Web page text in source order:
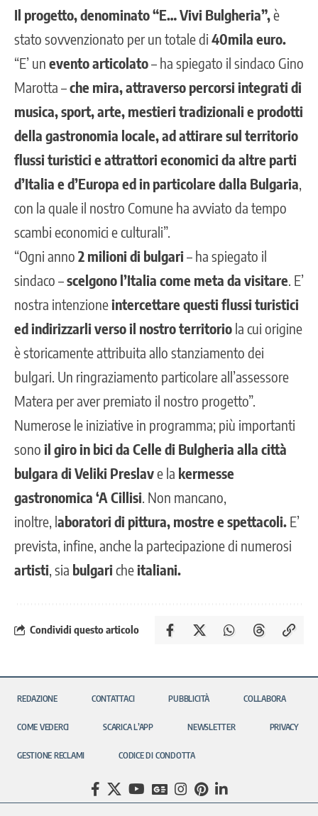
Il progetto, denominato “E… Vivi Bulgheria”,è
stato sovvenzionato per un totale di 40mila euro.
“E’ un evento articolato– ha spiegato il sindaco Gino
Marotta –che mira, attraverso percorsi integrati di
musica, sport, arte, mestieri tradizionali e prodotti
della gastronomia locale, ad attirare sul territorio
flussi turistici e attrattori economici da altre parti
d’Italia e d’Europa ed in particolare dalla Bulgaria
con la quale il nostro Comune ha avviato da tempo
scambi economici e culturali”.
“Ogni anno 2 milioni di bulgari– ha spiegato il
sindaco –scelgono l’Italia come meta da visitare . E’
nostra intenzioneintercettare questi flussi turistici
ed indirizzarli verso il nostro territorio la cui origine
è storicamente attribuita allo stanziamento dei
bulgari. Un ringraziamento particolare all’assessore
Matera per aver premiato il nostro progetto”.
Numerose le iniziative in programma; più importanti
sono il giro in bici da Celle di Bulgheria alla città
bulgara di Veliki Preslave la kermesse
gastronomica ‘A Cillisi . Non mancano,
inoltre, laboratori di pittura, mostre e spettacoli. E’
prevista, infine, anche la partecipazione di numerosi
artisti , sia bulgaricheitaliani.
Condividi questo articolo
REDAZIONE CONTATTACI PUBBLICITÀ COLLABORA
COME VEDERCI SCARICA L’APP NEWSLETTER PRIVACY
GESTIONE RECLAMI CODICE DI CONDOTTA